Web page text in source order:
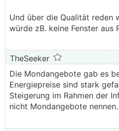
Polen so billiger bekommt,
kauft. Allerdings macht
Für viele Baufirmen wird
und Material zu den
um das Personal halten zu
überhaupt noch da zu
der Preiskampf ja bereits
Und über die Qualität reden
würde zB. keine Fenster aus
TheSeeker
Die Mondangebote gab es
Energiepreise sind stark
Steigerung im Rahmen der
nicht Mondangebote nennen.